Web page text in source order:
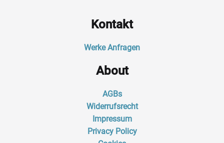
Kontakt
Werke Anfragen
About
AGBs
Widerrufsrecht
Impressum
Privacy Policy